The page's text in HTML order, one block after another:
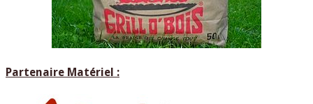
Partenaire Matériel :